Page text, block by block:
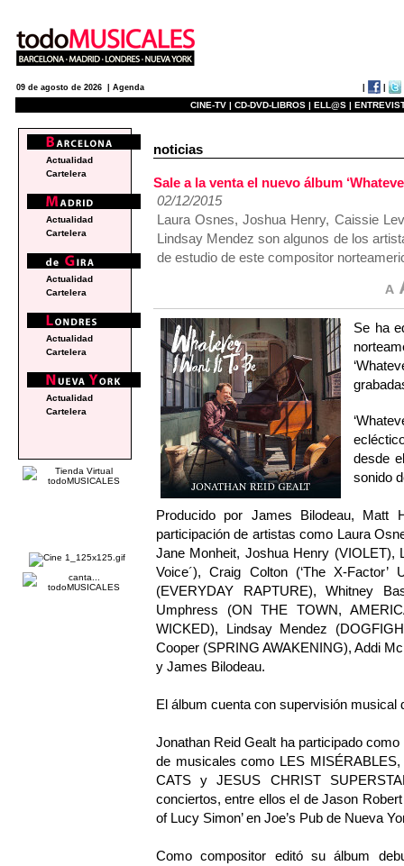
09 de agosto de 2026 | Agenda
CINE-TV | CD-DVD-LIBROS | ELL@S |
noticias
Sale a la venta el nuevo álbum
02/12/2015
Laura Osnes, Joshua Henry, Caissie
Lindsay Mendez son algunos de los
de estudio de este compositor
Se ha
desde
sonido
Producido por James Bilodeau,
participación de artistas como Laura
Jane Monheit, Joshua Henry (VIOLET),
Voice´), Craig Colton (‘The X-
(EVERYDAY RAPTURE), Whitney
Umphress (ON THE TOWN,
WICKED), Lindsay Mendez
Cooper (SPRING AWAKENING), Addi
y James Bilodeau.
El álbum cuenta con supervisión
Jonathan Reid Gealt ha participado
de musicales como LES
CATS y JESUS CHRIST
conciertos, entre ellos el de Jason
of Lucy Simon’ en Joe’s Pub de Nueva
Como compositor editó su álbum
Actualidad
Cartelera
Actualidad
Cartelera
Actualidad
Cartelera
Actualidad
Cartelera
Actualidad
Cartelera